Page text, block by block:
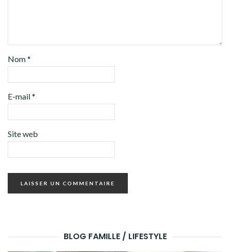
Nom*
E-mail*
Site web
BLOG FAMILLE / LIFESTYLE